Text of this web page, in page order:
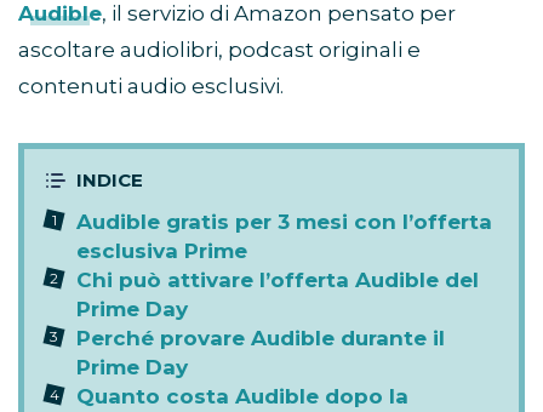
Audible, il servizio di Amazon pensato per
ascoltare audiolibri, podcast originali e
contenuti audio esclusivi.
Audible gratis per 3 mesi con l’offerta
esclusiva Prime
Chi può attivare l’offerta Audible del
Prime Day
Perché provare Audible durante il
Prime Day
Quanto costa Audible dopo la